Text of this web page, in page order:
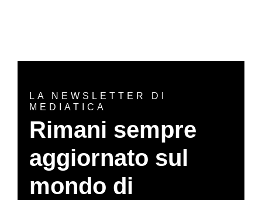
LA NEWSLETTER DI
MEDIATICA
Rimani sempre
aggiornato sul
mondo di